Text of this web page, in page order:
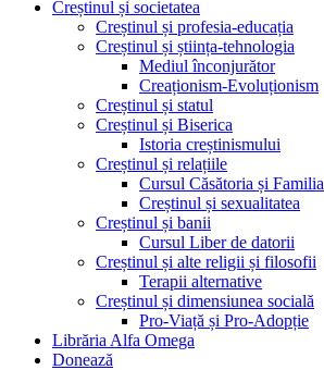
Creștinul și societatea
Creștinul și profesia-educația
Creștinul și știința-tehnologia
Mediul înconjurător
Creaționism-Evoluționism
Creștinul și statul
Creștinul și Biserica
Istoria creștinismului
Creștinul și relațiile
Cursul Căsătoria și Familia
Creștinul și sexualitatea
Creștinul și banii
Cursul Liber de datorii
Creștinul și alte religii și filosofii
Terapii alternative
Creștinul și dimensiunea socială
Pro-Viață și Pro-Adopție
Librăria Alfa Omega
Donează